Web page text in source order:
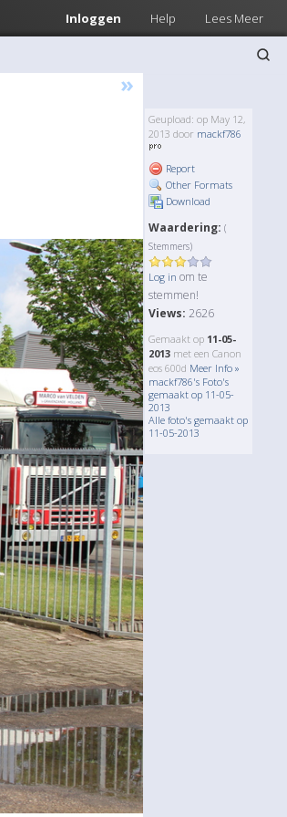
Inloggen Help Lees Meer
»
Geupload: op May 12,
2013 door mackf786
Report
Other Formats
Download
Waardering: (
Stemmers)
Log in om te
stemmen!
Views: 2626
Gemaakt op 11-05-
2013 met een Canon
eos 600d Meer Info »
mackf786's Foto's
gemaakt op 11-05-
2013
Alle foto's gemaakt op
11-05-2013